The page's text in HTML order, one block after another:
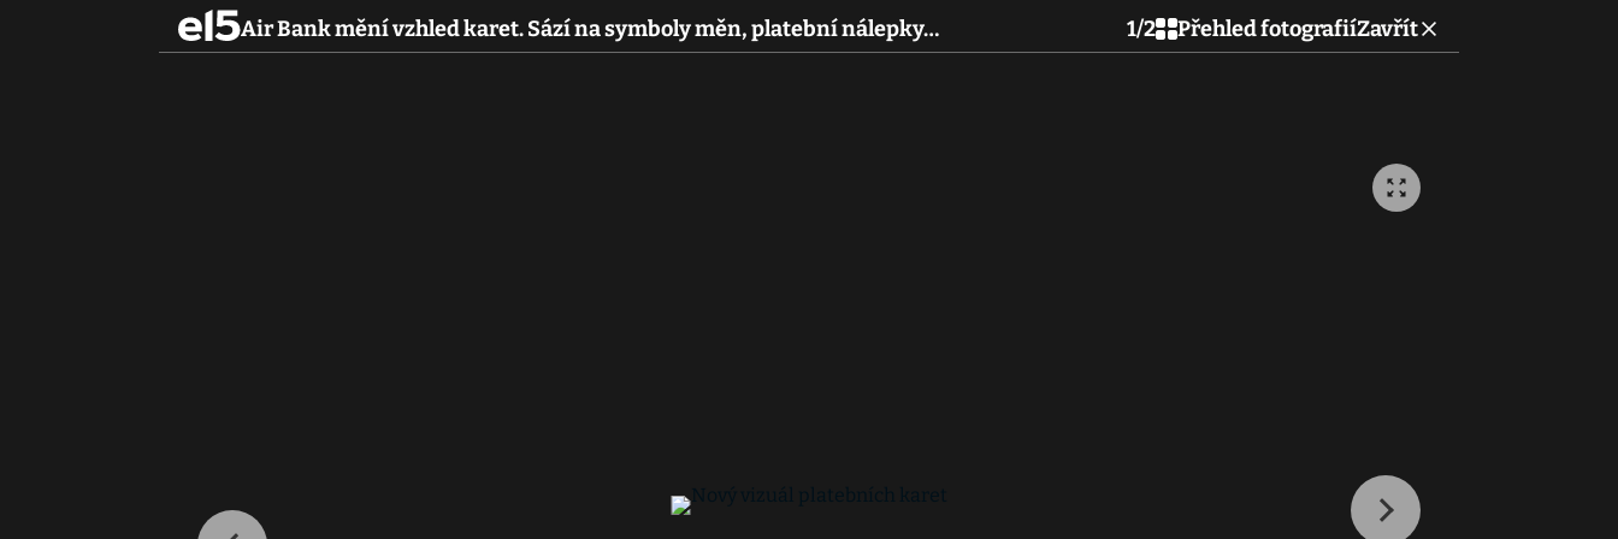
Air Bank mění vzhled karet. Sází na symboly měn, platební nálepky… 1/2 Přehled fotografiíZavřít